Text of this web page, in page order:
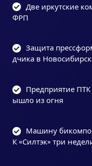
Две иркутские
ФРП
Защита
дчика в
Предприятие
ышло из огня
Машину
К «Силтэк» три